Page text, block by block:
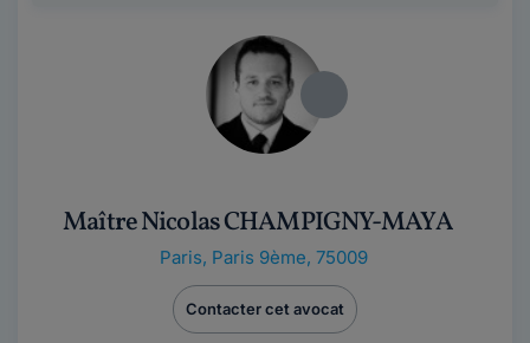
Maître Nicolas CHAMPIGNY-MAYA
Paris, Paris 9ème, 75009
Contacter cet avocat